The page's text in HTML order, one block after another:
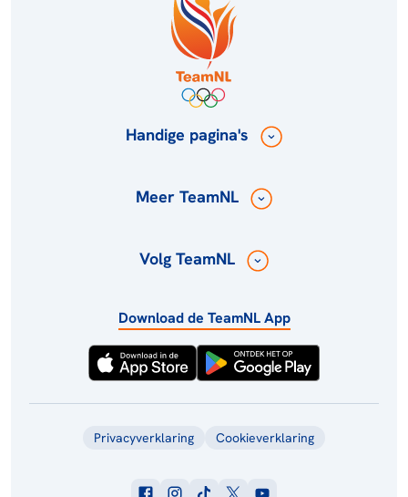
Handige pagina's
Meer TeamNL
Volg TeamNL
Download de TeamNL App
Privacyverklaring Cookieverklaring